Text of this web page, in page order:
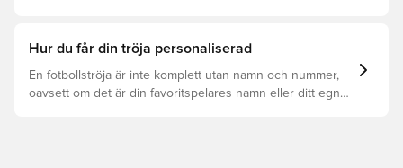
Hur du får din tröja personaliserad
En fotbollströja är inte komplett utan namn och nummer,
oavsett om det är din favoritspelares namn eller ditt egna.